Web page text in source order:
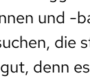
und -
denn